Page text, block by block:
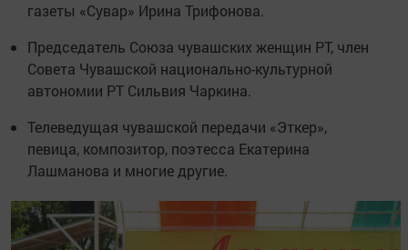
газеты «Сувар» Ирина Трифонова.
Председатель Союза чувашских женщин РТ, член
Совета Чувашской национально-культурной
автономии РТ Сильвия Чаркина.
Телеведущая чувашской передачи «Эткер»,
певица, композитор, поэтесса Екатерина
Лашманова и многие другие.